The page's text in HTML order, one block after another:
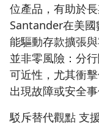
位產品，有助於
Santander在美
能驅動存款擴張
並非零風險：分
可近性，尤其衝
出現故障或安全
駁斥替代觀點 支